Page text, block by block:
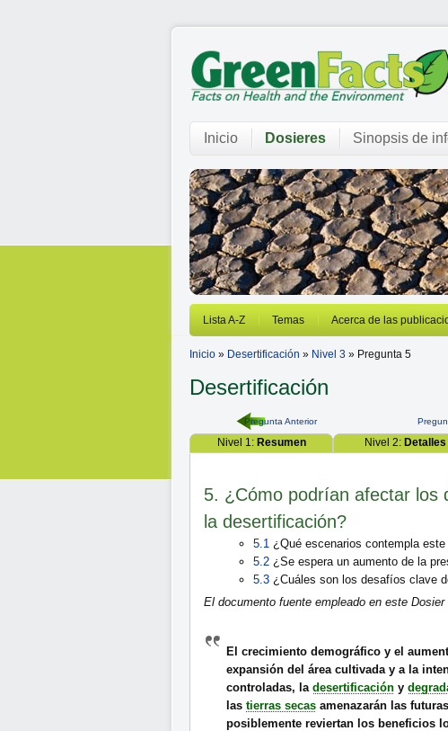
Inicio Dosieres Sinopsis de
Lista A-Z Temas Acerca de las
Inicio » Desertificación » Nivel 3 » Pregunta 5
Desertificación
Pregunta Anterior
Nivel 1: Resumen Nivel 2: Detalles
5. ¿Cómo podrían afectar los
la desertificación?
5.1 ¿Qué escenarios contempla
5.2 ¿Se espera un aumento de la
5.3 ¿Cuáles son los desafíos clave
El documento fuente empleado en este Dosier
El crecimiento demográfico y el
expansión del área cultivada y a la
controladas, la desertificación y
las tierras secas amenazarán las
posiblemente reviertan los beneficios